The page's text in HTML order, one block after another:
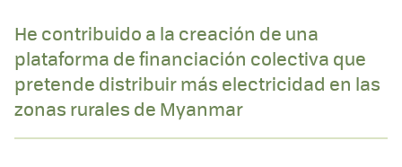
He contribuido a la creación de una
plataforma de financiación colectiva que
pretende distribuir más electricidad en las
zonas rurales de Myanmar